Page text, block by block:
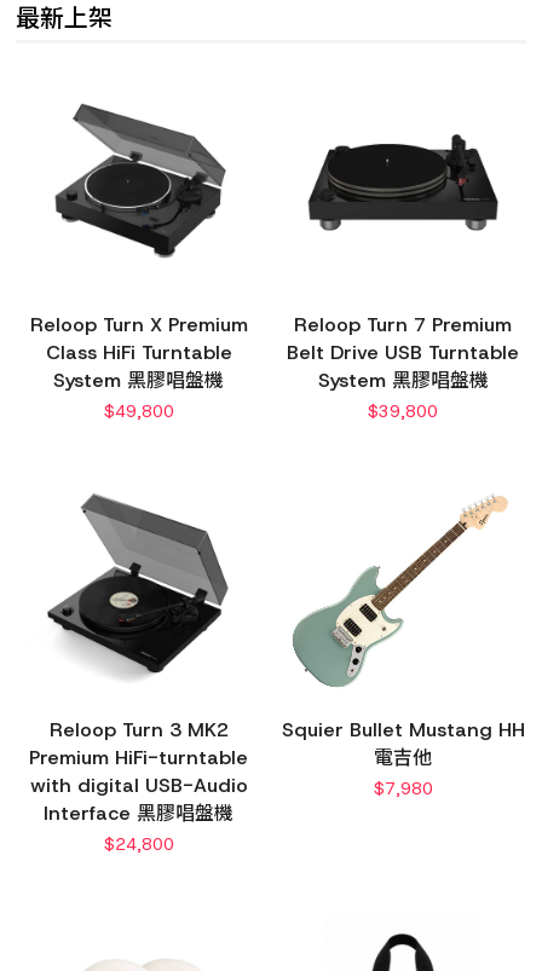
最新上架
Reloop Turn X Premium
Class HiFi Turntable
System 黑膠唱盤機
$49,800
Reloop Turn 7 Premium
Belt Drive USB Turntable
System 黑膠唱盤機
$39,800
Reloop Turn 3 MK2
Premium HiFi-turntable
with digital USB-Audio
Interface 黑膠唱盤機
$24,800
Squier Bullet Mustang HH
電吉他
$7,980